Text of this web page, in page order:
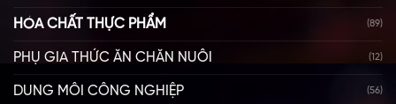
HÓA CHẤT THỰC PHẨM (89)
PHỤ GIA THỨC ĂN CHĂN NUÔI (12)
DUNG MÔI CÔNG NGHIỆP (56)